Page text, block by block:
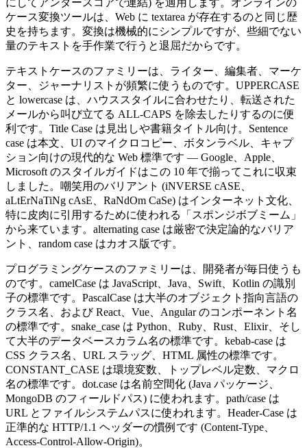
ケース変換ツールは、Web に textarea が存在するのと同じ歴
史を持ちます。変換は機械的にシンプルですが、些細でない
量のテキストを手作業で行うと退屈だからです。
テキストケースのファミリーは、ライター、編集者、マーケ
ター、ジャーナリストが頻繁に使うものです。UPPERCASE
と lowercase は、ハウススタイルに合わせたり、転送された
メールから叫び立てる ALL-CAPS を除去したりするのに便
利です。Title Case は見出しや書籍タイトル向け。Sentence
case は本文、UI のマイクロコピー、ボタンラベル、キャプ
ション向けの現代的な Web 標準です — Google、Apple、
Microsoft のスタイルガイドはこの 10 年で揃ってこれに収束
しました。嘲笑用のバリアント (iNVERSE cASE、
aLtErNaTiNg cAsE、RaNdOm CaSe) はインターネット文化、
特に皮肉に引用するために使われる「スポンジボブミーム」
から来ています。alternating case は厳密で決定論的なバリア
ント、random case はカオス版です。
プログラミングケースのファミリーは、開発者が毎日使うも
のです。camelCase は JavaScript、Java、Swift、Kotlin の識別
子の標準です。PascalCase は大半のオブジェクト指向言語の
クラス名、および React、Vue、Angular のコンポーネント名
の標準です。snake_case は Python、Ruby、Rust、Elixir、そし
て大半のデータベースカラム名の標準です。kebab-case は
CSS クラス名、URL スラッグ、HTML 属性の標準です。
CONSTANT_CASE は環境変数、トップレベル定数、マクロ
名の標準です。dot.case は名前空間化 (Java パッケージ、
MongoDB のフィールドパス) に使われます。path/case は
URL とファイルシステムパスに使われます。Header-Case は
正準的な HTTP/1.1 ヘッダーの慣例です (Content-Type、
Access-Control-Allow-Origin)。